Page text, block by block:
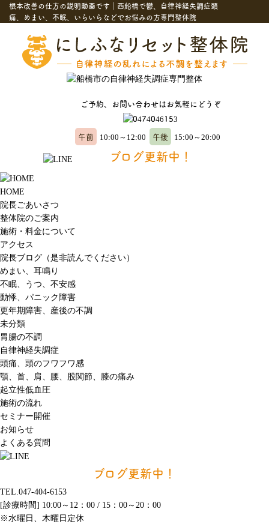
根本改善の仕方の説明動画です｜西船橋で鬱、自律神経失調症頭
痛、めまい、不眠、いらいらなどでお悩みの方専門整体院
ご予約、お問い合わせはお気軽にどうぞ
午前 10:00～12:00 午後 15:00～20:00
ブログ更新中！
HOME
院長ごあいさつ
整体院のご案内
施術・料金について
アクセス
院長ブログ（是非読んでください）
めまい、耳鳴り
不眠、うつ、不安感
動悸、パニック障害
更年期障害、産後の不調
未分類
胃腸の不調
自律神経失調症
頭痛、頭のフワフワ感
顎、首、肩、腰、股関節、膝の痛み
起立性低血圧
施術の流れ
セミナー開催
お知らせ
よくある質問
ブログ更新中！
TEL.047-404-6153
[診療時間] 10:00～12：00 / 15：00～20：00
※水曜日、木曜日定休